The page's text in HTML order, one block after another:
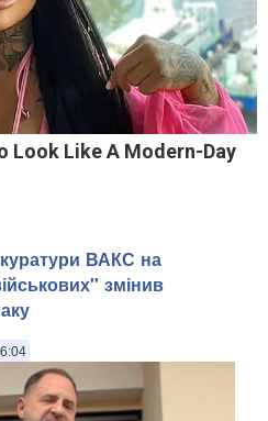
Look Like A Modern-Day
ВАКС на
змінив